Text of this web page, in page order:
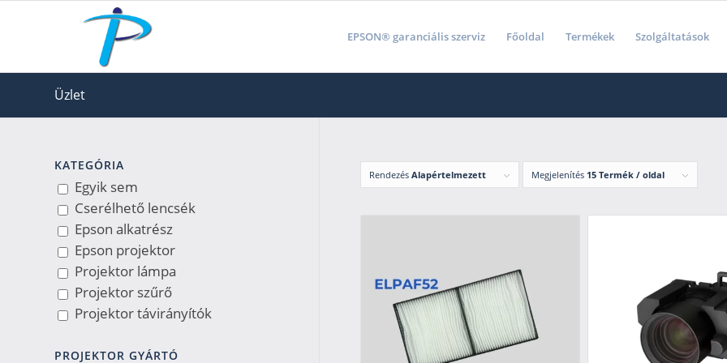
EPSON® garanciális szerviz Főoldal Termékek Szolgáltatások
Üzlet
Rendezés Alapértelmezett Megjelenítés 15 Termék / oldal
KATEGÓRIA
Egyik sem
Cserélhető lencsék
Epson alkatrész
Epson projektor
Projektor lámpa
Projektor szűrő
Projektor távirányítók
PROJEKTOR GYÁRTÓ